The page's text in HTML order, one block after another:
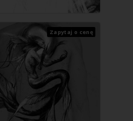
Zapytaj o cenę